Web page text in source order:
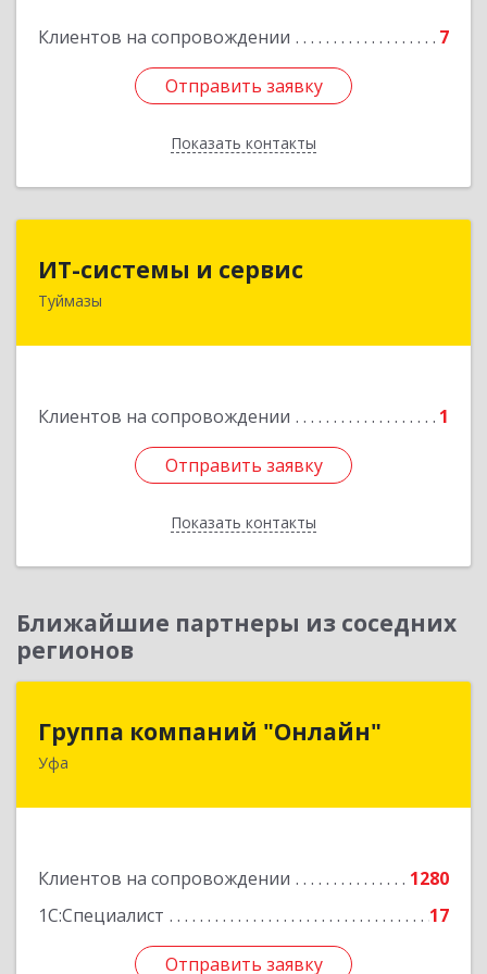
Клиентов на сопровождении 7
Отправить заявку
Показать контакты
Отправить заявку
Назад
ИТ-системы и сервис
Туймазы
Клиентов на сопровождении 1
Отправить заявку
Показать контакты
Подробнее
Отправить заявку
Назад
Ближайшие партнеры из соседних
регионов
Группа компаний "Онлайн"
Уфа
Клиентов на сопровождении
1280
1С:Специалист
17
Отправить заявку
Группа компаний "Онлайн"
450006, Башкортостан Респ, г.о. город Уфа, Уфа
Отправить заявку